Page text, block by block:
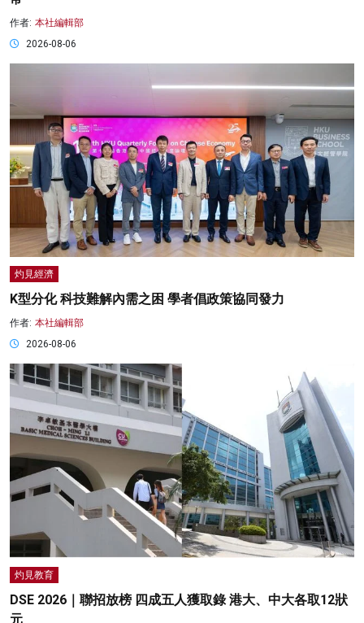
作者: 本社編輯部
2026-08-06
灼見經濟
K型分化 科技難解內需之困 學者倡政策協同發力
作者: 本社編輯部
2026-08-06
灼見教育
DSE 2026｜聯招放榜 四成五人獲取錄 港大、中大各取12狀
元